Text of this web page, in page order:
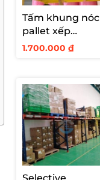
Tấm khung nóc
pallet xếp
chồng ngược
1.700.000 ₫